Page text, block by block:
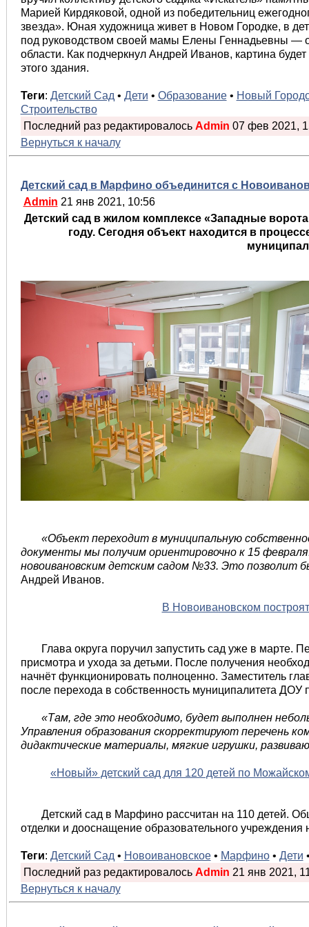
Марией Кирдяковой, одной из победительниц
звезда». Юная художница живет в Новом Городке, в
под руководством своей мамы Елены Геннадьевны —
области. Как подчеркнул Андрей Иванов, картина
этого здания.
Теги: Детский Сад • Дети • Образование• Новый
Строительство
Последний раз редактировалось Admin 07 фев 2021,
Вернуться к началу
Детский сад в Марфино объединится с
Admin 21 янв 2021, 10:56
Детский сад в жилом комплексе «Западные
году. Сегодня объект находится в
«Объект переходит в муниципальную
документы мы получим ориентировочно к 15
новоивановским детским садом №33. Это позволит
Андрей Иванов.
В Новоивановском
Глава округа поручил запустить сад уже в марте.
присмотра и ухода за детьми. После получения
начнёт функционировать полноценно. Заместитель
после перехода в собственность муниципалитета ДОУ
«Там, где это необходимо, будет выполнен
Управления образования скорректируют перечень
дидактические материалы, мягкие игрушки,
«Новый» детский сад для 120 детей по
Детский сад в Марфино рассчитан на 110 детей.
отделки и дооснащение образовательного
Теги: Детский Сад • Новоивановское• Марфино• Дети
Последний раз редактировалось Admin 21 янв 2021,
Вернуться к началу